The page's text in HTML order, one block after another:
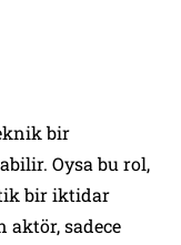
bir
Oysa bu rol,
bir iktidar
aktör, sadece